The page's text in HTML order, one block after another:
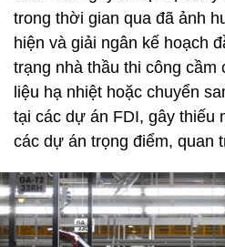
trong thời gian qua đã ảnh
hiện và giải ngân kế hoạch
trạng nhà thầu thi công
liệu hạ nhiệt hoặc chuyển
tại các dự án FDI, gây thiếu
các dự án trọng điểm, quan